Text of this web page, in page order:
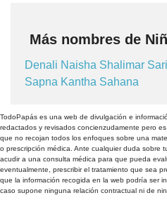
Más nombres de
Denali Naisha Shalimar
Sapna Kantha Sahana
TodoPapás es una web de divulgación e
redactados y revisados concienzudamente pero
que no recojan todos los enfoques sobre una
o prescripción médica. Ante cualquier duda sobre
acudir a una consulta médica para que pueda
eventualmente, prescribir el tratamiento que sea
que la información recogida en la web podría ser
caso supone ninguna relación contractual ni de